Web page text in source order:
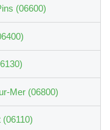
(06600)
Mer (06800)